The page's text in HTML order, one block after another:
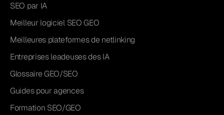
SEO par IA
Meilleur logiciel SEO GEO
Meilleures plateformes de netlinking
Entreprises leadeuses des IA
Glossaire GEO/SEO
Guides pour agences
Formation SEO/GEO